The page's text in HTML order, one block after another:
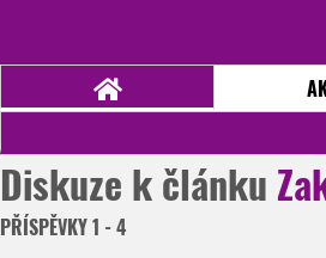
Diskuze k článku
PŘÍSPĚVKY1 - 4